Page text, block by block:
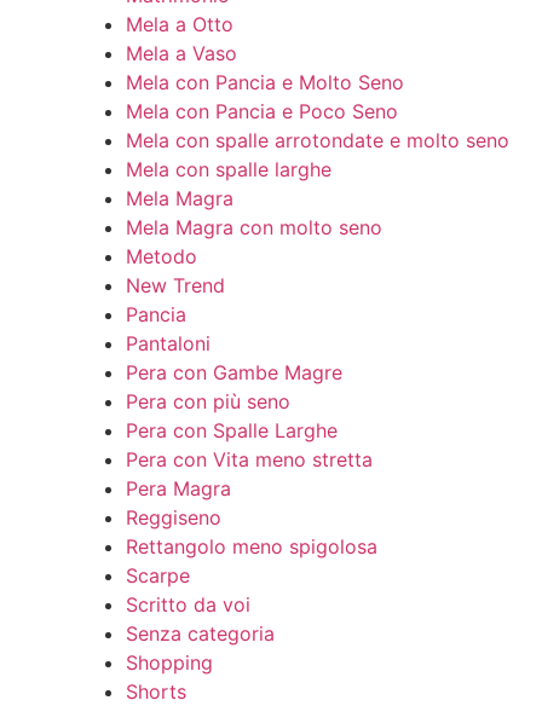
Mela a Otto
Mela a Vaso
Mela con Pancia e Molto Seno
Mela con Pancia e Poco Seno
Mela con spalle arrotondate e molto seno
Mela con spalle larghe
Mela Magra
Mela Magra con molto seno
Metodo
New Trend
Pancia
Pantaloni
Pera con Gambe Magre
Pera con più seno
Pera con Spalle Larghe
Pera con Vita meno stretta
Pera Magra
Reggiseno
Rettangolo meno spigolosa
Scarpe
Scritto da voi
Senza categoria
Shopping
Shorts